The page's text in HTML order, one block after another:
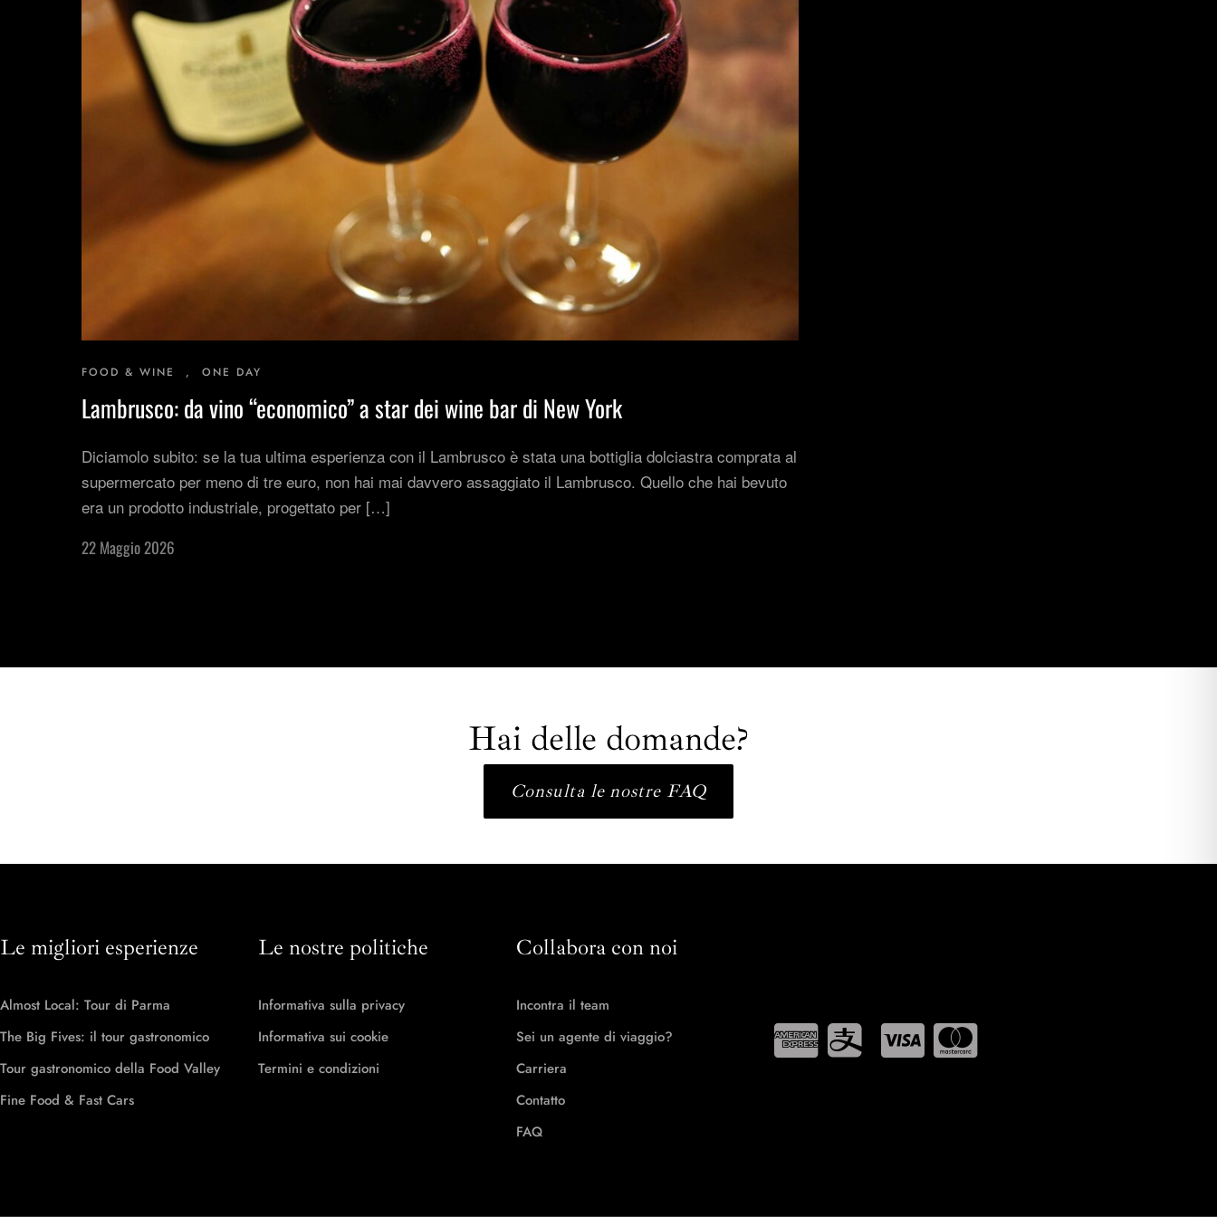
FOOD & WINE , ONE DAY
Lambrusco: da vino “economico” a star dei wine bar di New York
Diciamolo subito: se la tua ultima esperienza con il Lambrusco è stata una bottiglia dolciastra comprata al
supermercato per meno di tre euro, non hai mai davvero assaggiato il Lambrusco. Quello che hai bevuto
era un prodotto industriale, progettato per […]
22 Maggio 2026
Hai delle domande?
Consulta le nostre FAQ
Le migliori esperienze
Almost Local: Tour di Parma
The Big Fives: il tour gastronomico
Tour gastronomico della Food Valley
Fine Food & Fast Cars
Le nostre politiche
Informativa sulla privacy
Informativa sui cookie
Termini e condizioni
Collabora con noi
Incontra il team
Sei un agente di viaggio?
Carriera
Contatto
FAQ
Esperienze Ispirazionali
M.I.C.E.
Dimore d'Autore
Area B2B